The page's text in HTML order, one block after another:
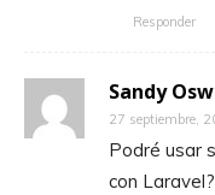
Responder
Sandy
27 septiembre,
Podré usar
con